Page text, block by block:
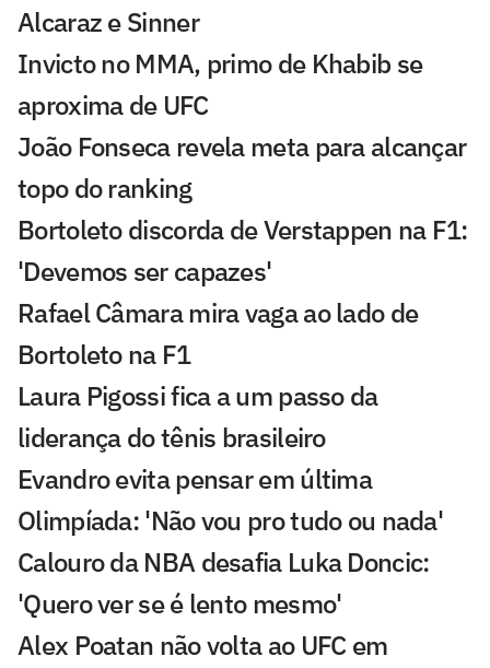
Alcaraz e Sinner
Invicto no MMA, primo de Khabib se
aproxima de UFC
João Fonseca revela meta para alcançar
topo do ranking
Bortoleto discorda de Verstappen na F1:
'Devemos ser capazes'
Rafael Câmara mira vaga ao lado de
Bortoleto na F1
Laura Pigossi fica a um passo da
liderança do tênis brasileiro
Evandro evita pensar em última
Olimpíada: 'Não vou pro tudo ou nada'
Calouro da NBA desafia Luka Doncic:
'Quero ver se é lento mesmo'
Alex Poatan não volta ao UFC em